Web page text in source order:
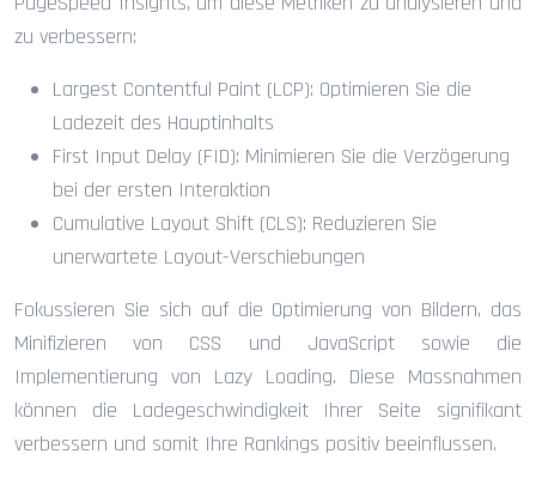
zu verbessern:
Largest Contentful Paint (LCP): Optimieren Sie die
Ladezeit des Hauptinhalts
First Input Delay (FID): Minimieren Sie die Verzögerung
bei der ersten Interaktion
Cumulative Layout Shift (CLS): Reduzieren Sie
unerwartete Layout-Verschiebungen
Fokussieren Sie sich auf die Optimierung von Bildern, das
Minifizieren von CSS und JavaScript sowie die
Implementierung von Lazy Loading. Diese Massnahmen
können die Ladegeschwindigkeit Ihrer Seite signifikant
verbessern und somit Ihre Rankings positiv beeinflussen.